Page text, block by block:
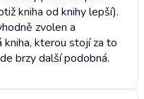
kniha od knihy lepší).
zvolen a
kniha, kterou stojí za to
brzy další podobná.